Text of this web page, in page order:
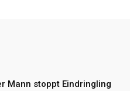
Mann stoppt Eindringling